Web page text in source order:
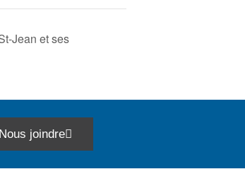
Jean et ses
Nous joindre